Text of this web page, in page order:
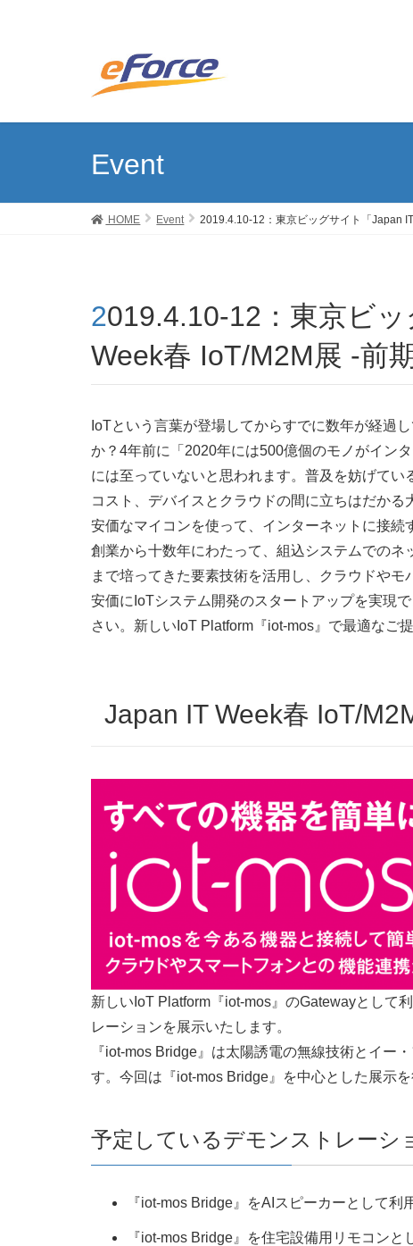
Event
HOME Event 2019.4.10-12：東京ビッグサイト「Japan
2019.4.10-12：東京ビッグサイト「Japan IT
Week春 IoT/M2M展 -前期
IoTという言葉が登場してからすでに数年が経過
か？4年前に「2020年には500億個のモノがイン
には至っていないと思われます。普及を妨げて
コスト、デバイスとクラウドの間に立ちはだかる
安価なマイコンを使って、インターネットに接
創業から十数年にわたって、組込システムでの
まで培ってきた要素技術を活用し、クラウドやモ
安価にIoTシステム開発のスタートアップを実現
さい。新しいIoT Platform『iot-mos』で最適なご
Japan IT Week春 IoT/
新しいIoT Platform『iot-mos』のGatewayとして
レーションを展示いたします。
『iot-mos Bridge』は太陽誘電の無線技術とイー
す。今回は『iot-mos Bridge』を中心とした展示
予定しているデモンストレーシ
『iot-mos Bridge』をAIスピーカーとして
『iot-mos Bridge』を住宅設備用リモコン